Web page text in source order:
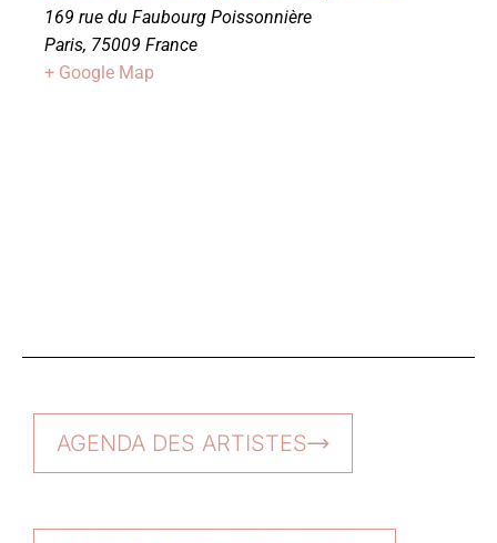
169 rue du Faubourg Poissonnière
Paris, 75009 France
+ Google Map
AGENDA DES ARTISTES